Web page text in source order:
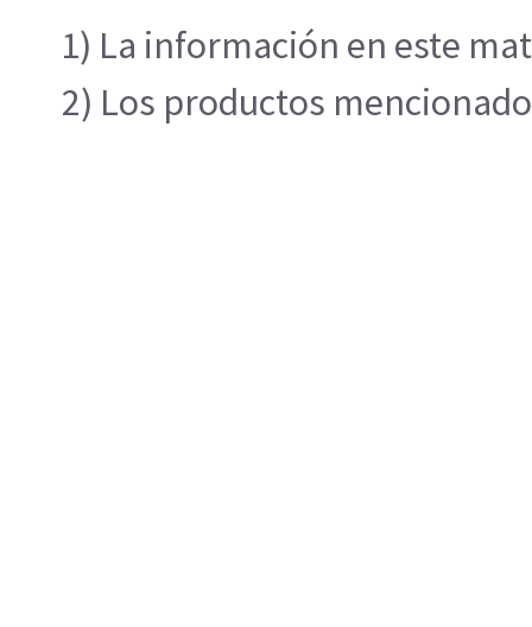
1) La información en este
2) Los productos